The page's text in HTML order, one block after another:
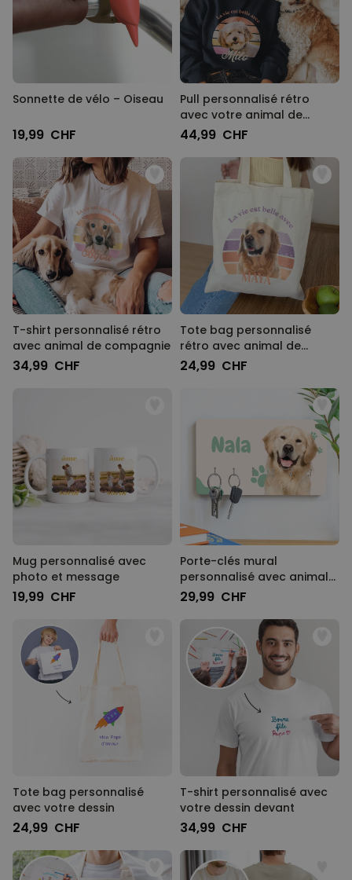
Personnalisable
T-shirt personnalisé avec
votre dessin devant et
plus de 2.200
exemplaires
vendus
34,99 CHF
Verre à vin personnalisé avec
nom
plus de
6.000
exemplaires
vendus
24,99 CHF
Personnalisable
Serviette personnalisée avec
boisson et texte
plus de
10.000
exemplaires
vendus
39,99 CHF
Sonnette de vélo – Oiseau
19,99 CHF
Pull personnalisé rétro
avec votre animal de
compagnie
44,99 CHF
T-shirt personnalisé rétro
avec animal de compagnie
34,99 CHF
Tote bag personnalisé
rétro avec animal de
compagnie
24,99 CHF
Mug personnalisé avec
photo et message
19,99 CHF
Porte-clés mural
personnalisé avec animal
de compagnie
29,99 CHF
Tote bag personnalisé
avec votre dessin
24,99 CHF
T-shirt personnalisé avec
votre dessin devant
34,99 CHF